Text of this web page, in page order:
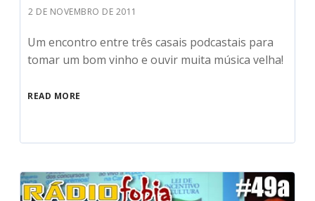
2 DE NOVEMBRO DE 2011
Um encontro entre três casais podcastais para
tomar um bom vinho e ouvir muita música velha!
READ MORE